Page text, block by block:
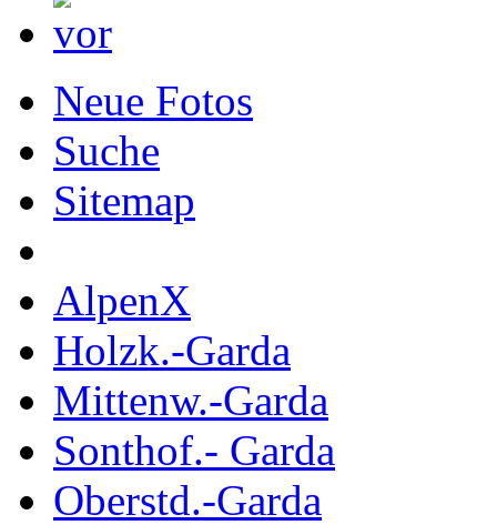
Neue Fotos
Suche
Sitemap
AlpenX
Holzk.-Garda
Mittenw.-Garda
Sonthof.- Garda
Oberstd.-Garda